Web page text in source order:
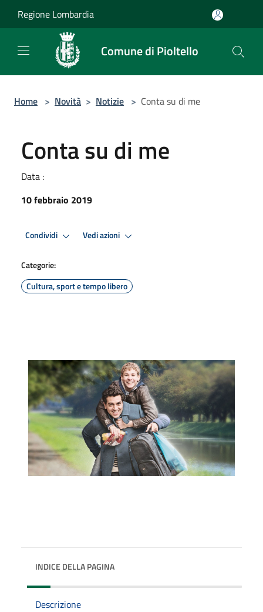
Regione Lombardia
Comune di Pioltello
Home > Novità > Notizie > Conta su di me
Conta su di me
Data :
10 febbraio 2019
Condividi Vedi azioni
Categorie:
Cultura, sport e tempo libero
INDICE DELLA PAGINA
Descrizione